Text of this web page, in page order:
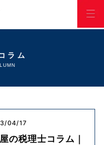
ラム
04/17
の税理士コラム｜